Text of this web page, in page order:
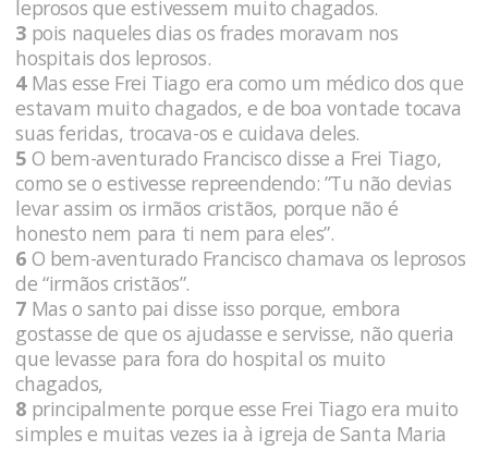
leprosos que estivessem muito chagados.
3 pois naqueles dias os frades moravam nos
hospitais dos leprosos.
4Mas esse Frei Tiago era como um médico dos que
estavam muito chagados, e de boa vontade tocava
suas feridas, trocava-os e cuidava deles.
5 O bem-aventurado Francisco disse a Frei Tiago,
como se o estivesse repreendendo: ”Tu não devias
levar assim os irmãos cristãos, porque não é
honesto nem para ti nem para eles”.
6 O bem-aventurado Francisco chamava os leprosos
de “irmãos cristãos”.
7 Mas o santo pai disse isso porque, embora
gostasse de que os ajudasse e servisse, não queria
que levasse para fora do hospital os muito
chagados,
8 principalmente porque esse Frei Tiago era muito
simples e muitas vezes ia à igreja de Santa Maria